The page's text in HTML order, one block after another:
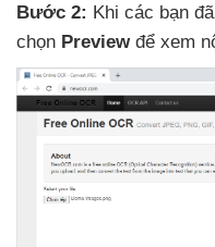
Bước 2: Khi các bạn
chọn Preview để xem